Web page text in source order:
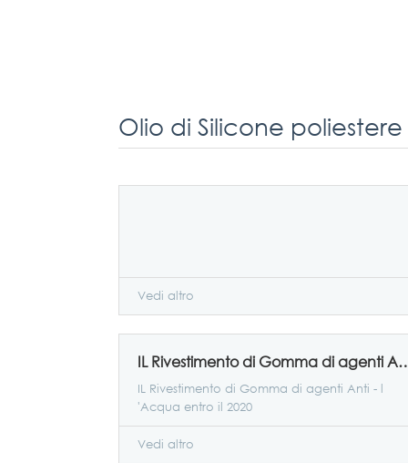
Olio di Silicone poliestere
Vedi altro
IL Rivestimento di Gomma
IL Rivestimento di Gomma di agenti Anti - l
'Acqua entro il 2020
Vedi altro